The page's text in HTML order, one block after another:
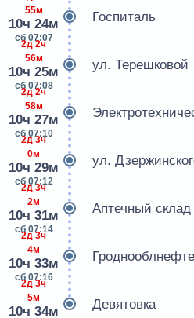
55м
10ч 24м
сб 07:07
Госпиталь
2д 2ч
56м
10ч 25м
сб 07:08
ул. Терешковой
2д 2ч
58м
10ч 27м
сб 07:10
2д 3ч
0м
10ч 29м
сб 07:12
ул.
2д 3ч
2м
10ч 31м
сб 07:14
Аптечный склад
2д 3ч
4м
10ч 33м
сб 07:16
2д 3ч
5м
10ч 34м Девятовка